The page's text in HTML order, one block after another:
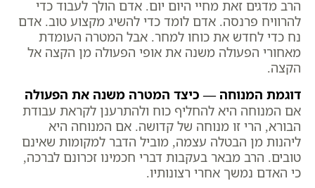
הרב מדגים זאת מחיי היום יום. אדם הולך לעבוד כדי
להרוויח פרנסה. אדם לומד כדי להשיג מקצוע טוב. אדם
נח כדי לחדש את כוחו למחר. אבל המטרה העומדת
מאחורי הפעולה משנה את אופי הפעולה מן הקצה אל
הקצה.
דוגמת המנוחה — כיצד המטרה משנה את הפעולה
אם המנוחה היא להחליף כוח ולהתרענן לקראת עבודת
הבורא, הרי זו מנוחה של קדושה. אם המנוחה היא
ליהנות מן הבטלה עצמה, מוביל הדבר למקומות שאינם
טובים. הרב מבאר בעקבות דברי חכמינו זכרונם לברכה,
כי האדם נמשך אחרי רצונותיו.